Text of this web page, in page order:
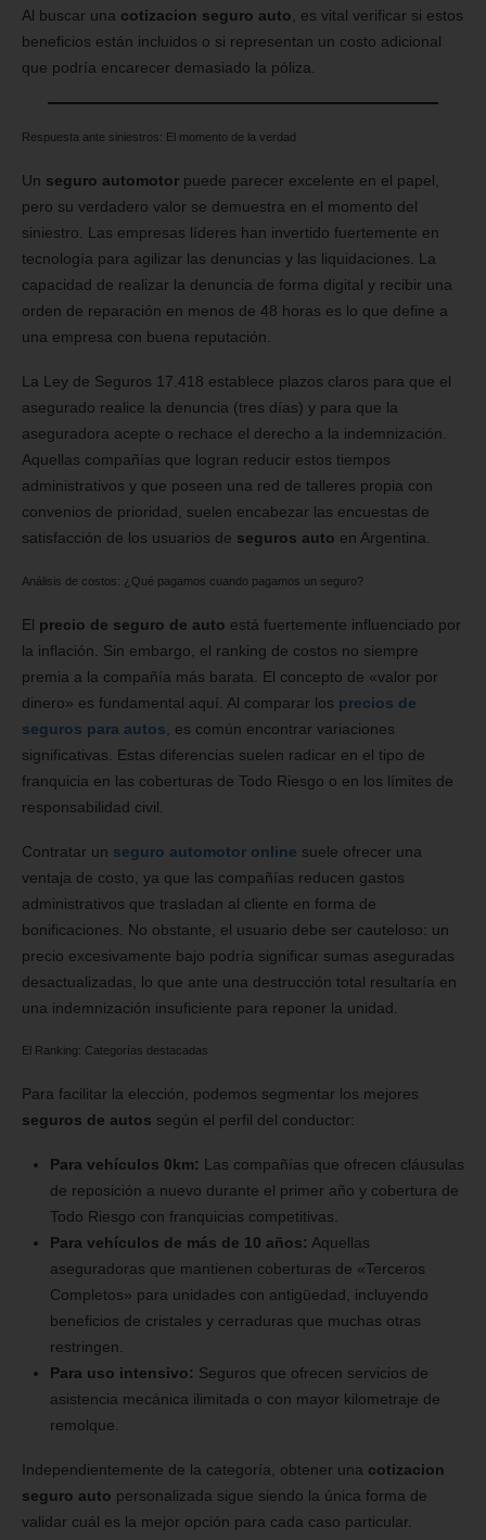
Al buscar una cotizacion seguro auto , es vital verificar si estos
beneficios están incluidos o si representan un costo adicional
que podría encarecer demasiado la póliza.
Respuesta ante siniestros: El momento de la verdad
Un seguro automotor puede parecer excelente en el papel,
pero su verdadero valor se demuestra en el momento del
siniestro. Las empresas líderes han invertido fuertemente en
tecnología para agilizar las denuncias y las liquidaciones. La
capacidad de realizar la denuncia de forma digital y recibir una
orden de reparación en menos de 48 horas es lo que define a
una empresa con buena reputación.
La Ley de Seguros 17.418 establece plazos claros para que el
asegurado realice la denuncia (tres días) y para que la
aseguradora acepte o rechace el derecho a la indemnización.
Aquellas compañías que logran reducir estos tiempos
administrativos y que poseen una red de talleres propia con
convenios de prioridad, suelen encabezar las encuestas de
satisfacción de los usuarios de seguros auto en Argentina.
Análisis de costos: ¿Qué pagamos cuando pagamos un seguro?
El precio de seguro de auto está fuertemente influenciado por
la inflación. Sin embargo, el ranking de costos no siempre
premia a la compañía más barata. El concepto de «valor por
dinero» es fundamental aquí. Al comparar los precios de
seguros para autos , es común encontrar variaciones
significativas. Estas diferencias suelen radicar en el tipo de
franquicia en las coberturas de Todo Riesgo o en los límites de
responsabilidad civil.
Contratar un seguro automotor online suele ofrecer una
ventaja de costo, ya que las compañías reducen gastos
administrativos que trasladan al cliente en forma de
bonificaciones. No obstante, el usuario debe ser cauteloso: un
precio excesivamente bajo podría significar sumas aseguradas
desactualizadas, lo que ante una destrucción total resultaría en
una indemnización insuficiente para reponer la unidad.
El Ranking: Categorías destacadas
Para facilitar la elección, podemos segmentar los mejores
seguros de autos según el perfil del conductor:
Para vehículos 0km: Las compañías que ofrecen cláusulas
de reposición a nuevo durante el primer año y cobertura de
Todo Riesgo con franquicias competitivas.
Para vehículos de más de 10 años: Aquellas
aseguradoras que mantienen coberturas de «Terceros
Completos» para unidades con antigüedad, incluyendo
beneficios de cristales y cerraduras que muchas otras
restringen.
Para uso intensivo: Seguros que ofrecen servicios de
asistencia mecánica ilimitada o con mayor kilometraje de
remolque.
Independientemente de la categoría, obtener una cotizacion
seguro auto personalizada sigue siendo la única forma de
validar cuál es la mejor opción para cada caso particular.